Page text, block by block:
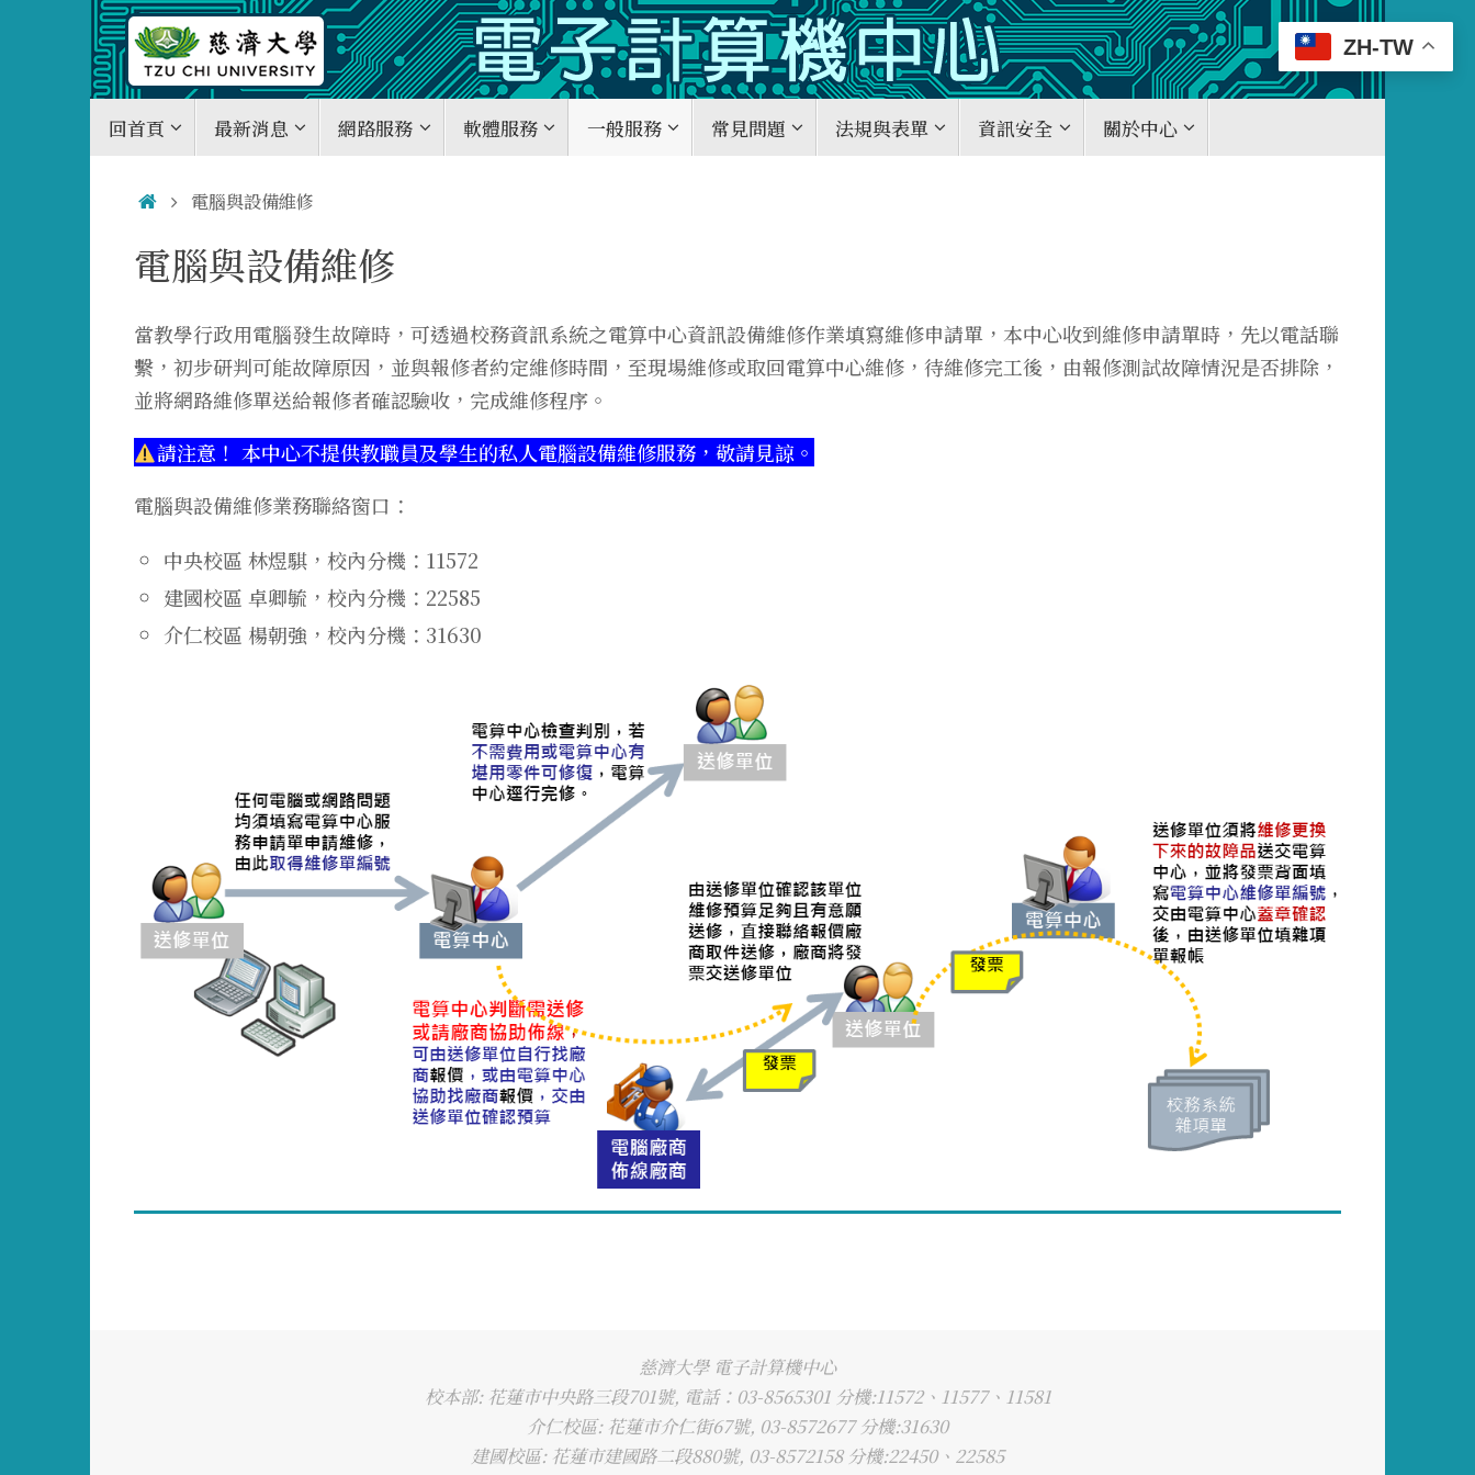
回首頁 最新消息 網路服務 軟體服務 一般服務 常見問題 法規與表單 資訊安全 關於中心
Home
電腦與設備維修
電腦與設備維修
當教學行政用電腦發生故障時，可透過校務資訊系統之電算中心資訊設備維修作業填寫維修申請單，本中心收到維修申請單時，先以電話聯
繫，初步研判可能故障原因，並與報修者約定維修時間，至現場維修或取回電算中心維修，待維修完工後，由報修測試故障情況是否排除，
並將網路維修單送給報修者確認驗收，完成維修程序。
請注意！ 本中心不提供教職員及學生的私人電腦設備維修服務，敬請見諒。
電腦與設備維修業務聯絡窗口：
中央校區 林煜騏，校內分機：11572
建國校區 卓卿毓，校內分機：22585
介仁校區 楊朝強，校內分機：31630
慈濟大學 電子計算機中心
校本部: 花蓮市中央路三段701號, 電話：03-8565301 分機:11572、11577、11581
介仁校區: 花蓮市介仁街67號, 03-8572677 分機:31630
建國校區: 花蓮市建國路二段880號, 03-8572158 分機:22450、22585
ZH-TW